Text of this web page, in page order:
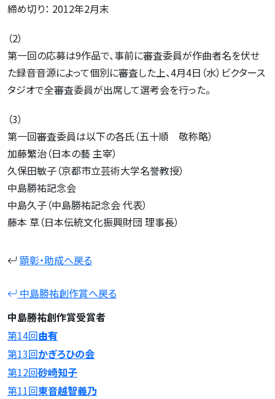
締め切り： 2012年2月末
（2）
第一回の応募は9作品で、事前に審査委員が作曲者名を伏せ
た録音音源によって個別に審査した上、4月4日（水）ビクタース
タジオで全審査委員が出席して選考会を行った。
（3）
第一回審査委員は以下の各氏（五十順 敬称略）
加藤繁治（日本の藝 主宰）
久保田敏子（京都市立芸術大学名誉教授）
中島勝祐記念会
中島久子（中島勝祐記念会 代表）
藤本 草（日本伝統文化振興財団 理事長）
顕彰・助成へ戻る
中島勝祐創作賞へ戻る
中島勝祐創作賞受賞者
第14回由有
第13回かぎろひの会
第12回砂崎知子
第11回東音越智義乃